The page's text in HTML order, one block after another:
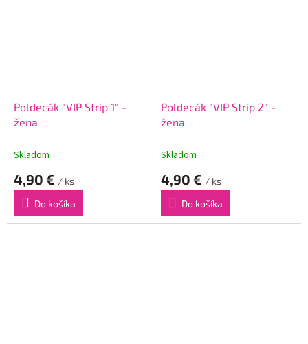
Poldecák "VIP Strip 1" -
žena
Skladom
4,90 € / ks
Do košíka
Poldecák "VIP Strip 2" -
žena
Skladom
4,90 € / ks
Do košíka